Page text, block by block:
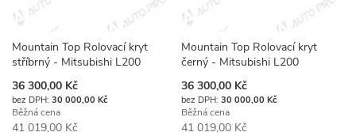
Mountain Top Rolovací kryt
stříbrný - Mitsubishi L200
Akční
cena
36 300,00 Kč
30 000,00 Kč
Běžná cena
41 019,00 Kč
Mountain Top Rolovací kryt
černý - Mitsubishi L200
Akční
cena
36 300,00 Kč
30 000,00 Kč
Běžná cena
41 019,00 Kč